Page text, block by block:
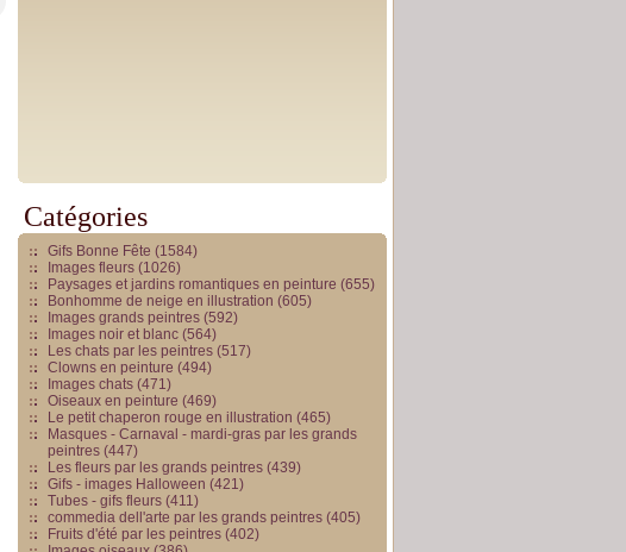
Catégories
Gifs Bonne Fête (1584)
Images fleurs (1026)
Paysages et jardins romantiques en peinture (655)
Bonhomme de neige en illustration (605)
Images grands peintres (592)
Images noir et blanc (564)
Les chats par les peintres (517)
Clowns en peinture (494)
Images chats (471)
Oiseaux en peinture (469)
Le petit chaperon rouge en illustration (465)
Masques - Carnaval - mardi-gras par les grands
peintres (447)
Les fleurs par les grands peintres (439)
Gifs - images Halloween (421)
Tubes - gifs fleurs (411)
commedia dell'arte par les grands peintres (405)
Fruits d'été par les peintres (402)